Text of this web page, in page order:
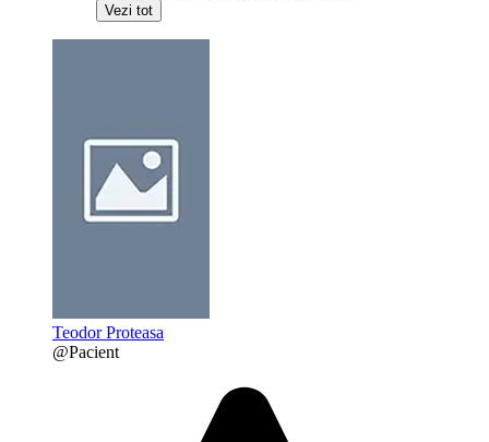
Vezi tot
Teodor Proteasa
@Pacient